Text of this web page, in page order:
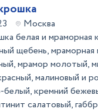
Москва
белая и мраморная
щебень, мраморная
мрамор молотый,
малиновый и
белый, кремний
салатовый,